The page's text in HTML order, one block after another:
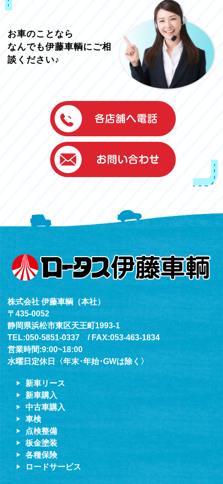
お車のことなら
なんでも伊藤車輌にご相
談ください♪
伊藤車輌（本社）
050-5851-0337
グッドワン浜松
050-5851-0338
浜北店
050-5851-0339
（年中無休24h対応）
株式会社 伊藤車輌（本社）
〒435-0052
静岡県浜松市東区天王町1993-1
TEL:050-5851-0337 / FAX:053-463-1834
営業時間:9:00~18:00
水曜日定休日〈年末･年始･GWは除く〉
新車リース
新車購入
中古車購入
車検
点検整備
板金塗装
各種保険
ロードサービス